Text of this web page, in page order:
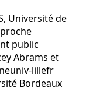
Université de
public
Abrams et
univ-lillefr
Bordeaux